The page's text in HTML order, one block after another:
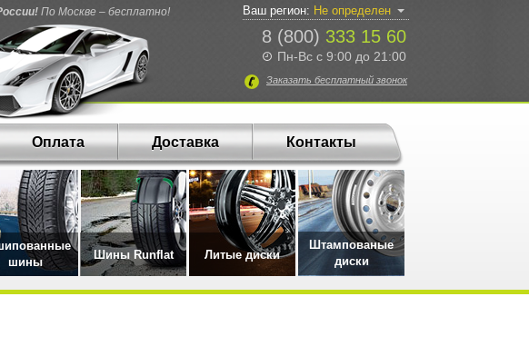
По Москве – бесплатно!
8 (800) 333 15 60
Пн-Вс с 9:00 до 21:00
Заказать бесплатный звонок
Ваш регион: Не определен
Оплата Доставка Контакты
шины
Шины Runflat Литые диски
Штампованые
диски